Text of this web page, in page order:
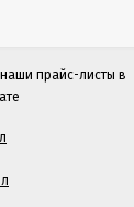
прайс-листы в